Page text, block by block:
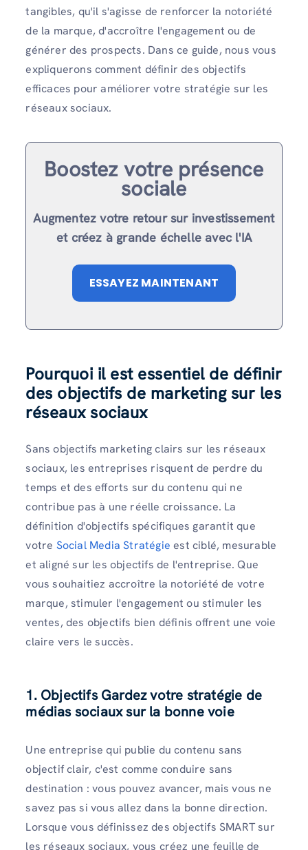
tangibles, qu'il s'agisse de renforcer la notoriété
de la marque, d'accroître l'engagement ou de
générer des prospects. Dans ce guide, nous vous
expliquerons comment définir des objectifs
efficaces pour améliorer votre stratégie sur les
réseaux sociaux.
Boostez votre présence
sociale
Augmentez votre retour sur investissement
et créez à grande échelle avec l'IA
ESSAYEZ MAINTENANT
Pourquoi il est essentiel de définir
des objectifs de marketing sur les
réseaux sociaux
Sans objectifs marketing clairs sur les réseaux
sociaux, les entreprises risquent de perdre du
temps et des efforts sur du contenu qui ne
contribue pas à une réelle croissance. La
définition d'objectifs spécifiques garantit que
votre Social Media Stratégie est ciblé, mesurable
et aligné sur les objectifs de l'entreprise. Que
vous souhaitiez accroître la notoriété de votre
marque, stimuler l'engagement ou stimuler les
ventes, des objectifs bien définis offrent une voie
claire vers le succès.
1. Objectifs Gardez votre stratégie de
médias sociaux sur la bonne voie
Une entreprise qui publie du contenu sans
objectif clair, c'est comme conduire sans
destination : vous pouvez avancer, mais vous ne
savez pas si vous allez dans la bonne direction.
Lorsque vous définissez des objectifs SMART sur
les réseaux sociaux, vous créez une feuille de